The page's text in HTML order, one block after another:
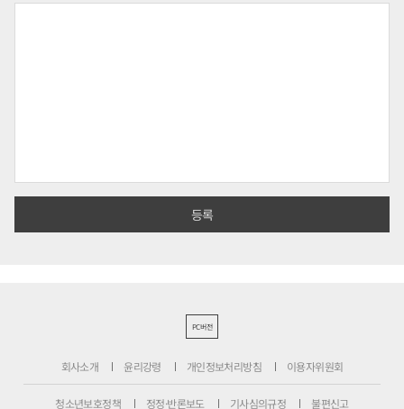
PC버전
회사소개 윤리강령 개인정보처리방침 이용자위원회
청소년보호정책 정정·반론보도 기사심의규정 불편신고